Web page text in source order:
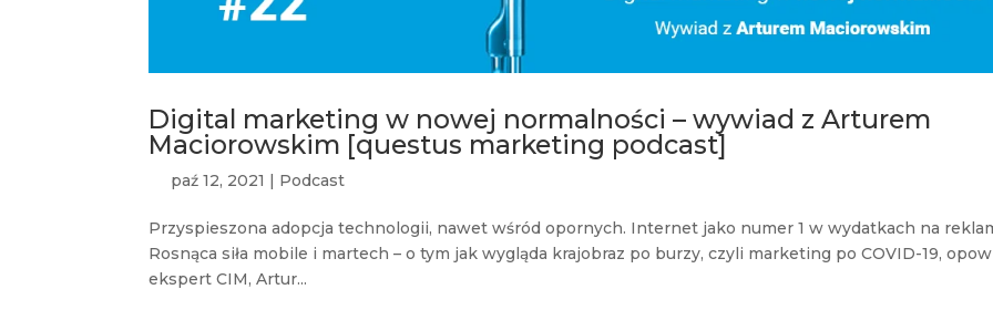
Digital marketing w nowej normalności – wywiad z Arturem
Maciorowskim [questus marketing podcast]
paź 12, 2021 | Podcast
Przyspieszona adopcja technologii, nawet wśród opornych. Internet jako numer 1 w wydatkach na
Rosnąca siła mobile i martech – o tym jak wygląda krajobraz po burzy, czyli marketing po COVID-19,
ekspert CIM, Artur...